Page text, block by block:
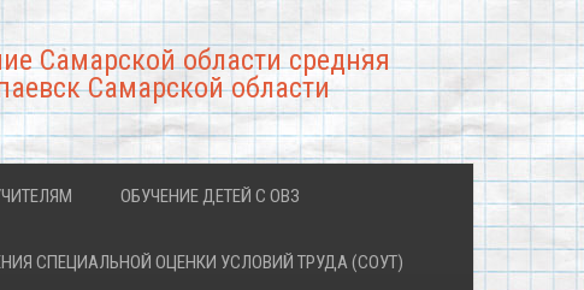
Самарской области средняя
Самарской области
ОБУЧЕНИЕ ДЕТЕЙ С ОВЗ
СПЕЦИАЛЬНОЙ ОЦЕНКИ УСЛОВИЙ ТРУДА (СОУТ)